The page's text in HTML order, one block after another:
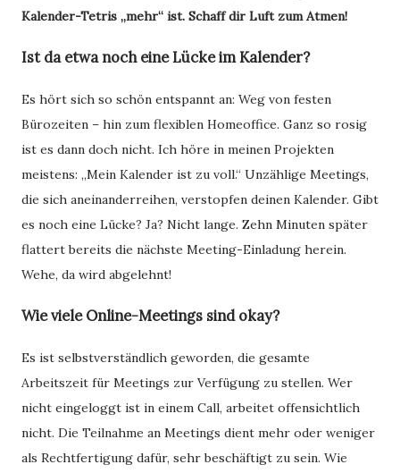
Kalender-Tetris „mehr“ ist. Schaff dir Luft zum Atmen!
Ist da etwa noch eine Lücke im Kalender?
Es hört sich so schön entspannt an: Weg von festen
Bürozeiten – hin zum flexiblen Homeoffice. Ganz so rosig
ist es dann doch nicht. Ich höre in meinen Projekten
meistens: „Mein Kalender ist zu voll.“ Unzählige Meetings,
die sich aneinanderreihen, verstopfen deinen Kalender. Gibt
es noch eine Lücke? Ja? Nicht lange. Zehn Minuten später
flattert bereits die nächste Meeting-Einladung herein.
Wehe, da wird abgelehnt!
Wie viele Online-Meetings sind okay?
Es ist selbstverständlich geworden, die gesamte
Arbeitszeit für Meetings zur Verfügung zu stellen. Wer
nicht eingeloggt ist in einem Call, arbeitet offensichtlich
nicht. Die Teilnahme an Meetings dient mehr oder weniger
als Rechtfertigung dafür, sehr beschäftigt zu sein. Wie